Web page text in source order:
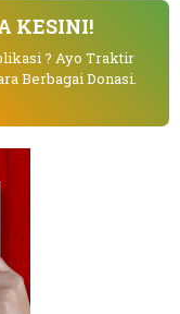
KESINI!
? Ayo Traktir
Berbagai Donasi.